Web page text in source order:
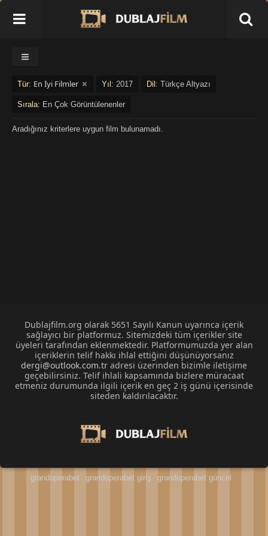
Tür: En İyi Filmler Yıl: 2017 Dil: Türkçe Altyazı
Sırala: En Çok Görüntülenenler
Aradığınız kriterlere uygun film bulunamadı.
Dublajfilm.org olarak 5651 Sayılı Kanun uyarınca içerik
sağlayıcı bir platformuz. Sitemizdeki tüm içerikler site
üyeleri tarafından eklenmektedir. Platformumuzda yer alan
içeriklerin telif hakkı ihlal ettiğini düşünüyorsanız
dergi@outlook.com.tr adresi üzerinden bizimle iletişime
geçebilirsiniz. Telif ihlali kapsamında bizlere müracaat
etmeniz durumunda ilgili içerik en geç 2 iş günü içerisinde
siteden kaldırılacaktır.
grandoperabet grandoperabet giriş grandoperabet güncel